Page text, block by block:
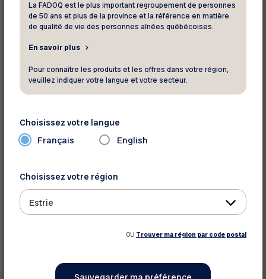
Partager sur :
La FADOQ est le plus important regroupement de personnes
de 50 ans et plus de la province et la référence en matière
de qualité de vie des personnes aînées québécoises.
En savoir plus
Pour connaître les produits et les offres dans votre région,
veuillez indiquer votre langue et votre secteur.
Choisissez votre langue
Français English
Choisissez votre région
Estrie
OU Trouver ma région par code postal